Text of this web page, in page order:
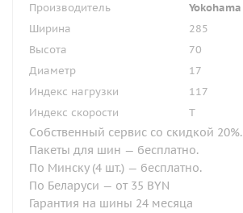
Производитель
Yokohama
Ширина
285
Высота
70
Диаметр
17
Индекс нагрузки
117
Индекс скорости
T
Собственный сервис со скидкой 20%.
Пакеты для шин — бесплатно.
По Минску (4 шт.) — бесплатно.
По Беларуси — от 35 BYN
Гарантия на шины 24 месяца